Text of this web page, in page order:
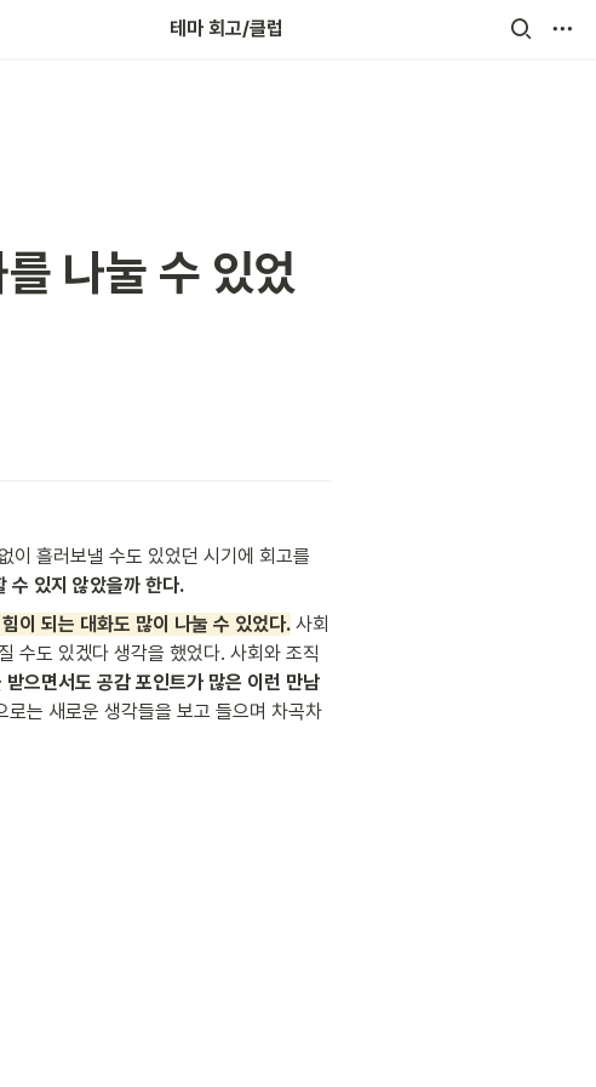
테마 회고/클럽
회고인(人)터뷰
나눌 수 있었
이 흘러보낼 수도 있었던 시기에 회고를
수 있지 않았을까 한다.
이 되는 대화도 많이 나눌 수 있었다. 사회
수도 있겠다 생각을 했었다. 사회와 조직
받으면서도 공감 포인트가 많은 이런 만남
는 새로운 생각들을 보고 들으며 차곡차